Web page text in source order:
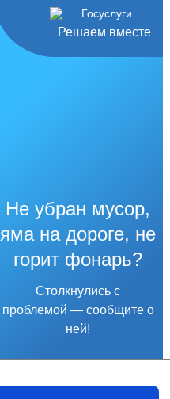
Решаем вместе
Не убран мусор,
яма на дороге, не
горит фонарь?
Столкнулись с
проблемой — сообщите о
ней!